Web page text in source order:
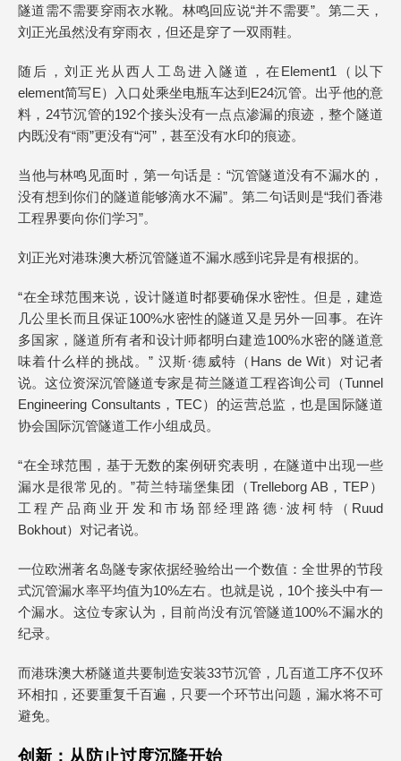
隧道需不需要穿雨衣水靴。林鸣回应说“并不需要”。第二天，
刘正光虽然没有穿雨衣，但还是穿了一双雨鞋。
随后，刘正光从西人工岛进入隧道，在Element1（以下
element简写E）入口处乘坐电瓶车达到E24沉管。出乎他的意
料，24节沉管的192个接头没有一点点渗漏的痕迹，整个隧道
内既没有“雨”更没有“河”，甚至没有水印的痕迹。
当他与林鸣见面时，第一句话是：“沉管隧道没有不漏水的，
没有想到你们的隧道能够滴水不漏”。第二句话则是“我们香港
工程界要向你们学习”。
刘正光对港珠澳大桥沉管隧道不漏水感到诧异是有根据的。
“在全球范围来说，设计隧道时都要确保水密性。但是，建造
几公里长而且保证100%水密性的隧道又是另外一回事。在许
多国家，隧道所有者和设计师都明白建造100%水密的隧道意
味着什么样的挑战。” 汉斯·德威特（Hans de Wit）对记者
说。这位资深沉管隧道专家是荷兰隧道工程咨询公司（Tunnel
Engineering Consultants，TEC）的运营总监，也是国际隧道
协会国际沉管隧道工作小组成员。
“在全球范围，基于无数的案例研究表明，在隧道中出现一些
漏水是很常见的。”荷兰特瑞堡集团（Trelleborg AB，TEP）
工程产品商业开发和市场部经理路德·波柯特（Ruud
Bokhout）对记者说。
一位欧洲著名岛隧专家依据经验给出一个数值：全世界的节段
式沉管漏水率平均值为10%左右。也就是说，10个接头中有一
个漏水。这位专家认为，目前尚没有沉管隧道100%不漏水的
纪录。
而港珠澳大桥隧道共要制造安装33节沉管，几百道工序不仅环
环相扣，还要重复千百遍，只要一个环节出问题，漏水将不可
避免。
创新：从防止过度沉降开始